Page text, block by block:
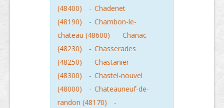
(48400)
- Chadenet
(48190)
- Chambon-le-
chateau (48600)
- Chanac
(48230)
- Chasserades
(48250)
- Chastanier
(48300)
- Chastel-nouvel
(48000)
- Chateauneuf-de-
randon (48170)
-